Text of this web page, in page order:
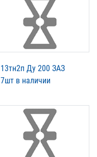
13тн2п Ду 200 ЗАЗ
7шт в наличии